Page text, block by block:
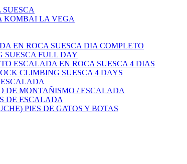
KOMBAI LA VEGA
EN ROCA SUESCA DIA COMPLETO
SUESCA FULL DAY
ESCALADA EN ROCA SUESCA 4 DIAS
CLIMBING SUESCA 4 DAYS
DE MONTAÑISMO / ESCALADA
DE ESCALADA
PIES DE GATOS Y BOTAS